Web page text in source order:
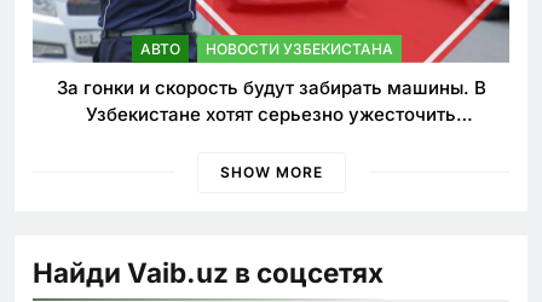
АВТО НОВОСТИ УЗБЕКИСТАНА
За гонки и скорость будут забирать машины. В
Узбекистане хотят серьезно ужесточить
SHOW MORE
Найди Vaib.uz в соцсетях